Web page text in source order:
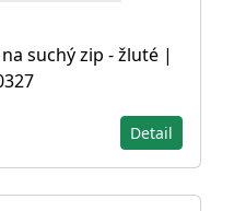
suchý zip - žluté |
Detail